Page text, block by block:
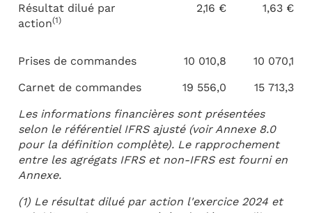
Résultat dilué par
action(1)
2,16 € 1,63 €
Prises de commandes 10 010,8
10 070,1
Carnet de commandes
19 556,0
15 713,3
Les informations financières sont présentées
selon le référentiel IFRS ajusté (voir Annexe 8.0
pour la définition complète). Le rapprochement
entre les agrégats IFRS et non-IFRS est fourni en
Annexe.
(1) Le résultat dilué par action l'exercice 2024 et